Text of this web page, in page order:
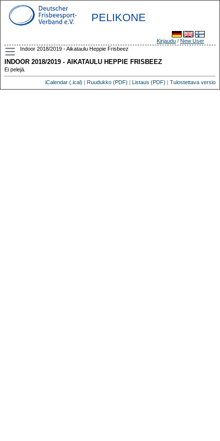
PELIKONE
Kirjaudu / New User
Indoor 2018/2019 - Aikataulu Heppie Frisbeez
INDOOR 2018/2019 - AIKATAULU HEPPIE FRISBEEZ
Ei pelejä.
iCalendar (.ical) | Ruudukko (PDF) | Listaus (PDF) | Tulostettava versio